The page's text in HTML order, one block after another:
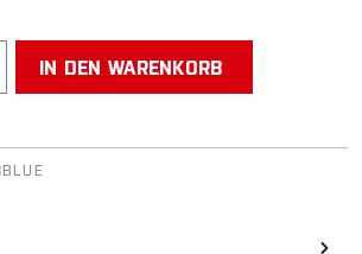
Gib den gewünschten Wert ein
IN DEN WARENKORB